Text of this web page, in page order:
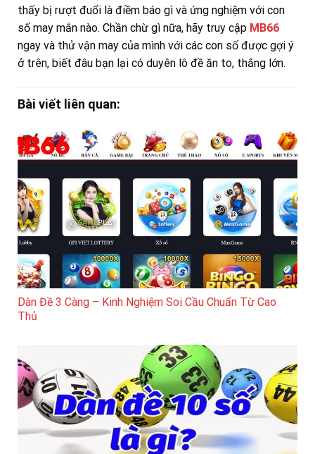
thấy bị rượt đuổi là điềm báo gì và ứng nghiệm với con
số may mắn nào. Chần chừ gì nữa, hãy truy cập MB66
ngay và thử vận may của mình với các con số được gợi ý
ở trên, biết đâu bạn lại có duyên lô đề ăn to, thắng lớn.
Bài viết liên quan:
Dàn Đề 3 Càng – Kinh Nghiệm Soi Cầu Chuẩn Từ Cao
Thủ